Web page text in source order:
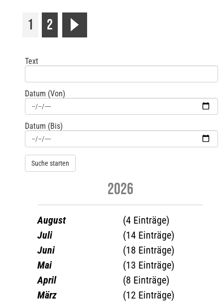
1 2 r
Text
Datum (Von)
Datum (Bis)
2026
August
(4 Einträge)
Juli
(14 Einträge)
Juni
(18 Einträge)
Mai
(13 Einträge)
April
(8 Einträge)
März
(12 Einträge)